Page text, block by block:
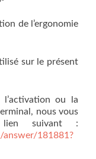
de l’ergonomie
sur le présent
ou la
nous vous
suivant :
answer/181881?